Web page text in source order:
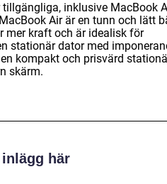
inklusive MacBook
Air är en tunn och lätt
mer kraft och är idealisk för
stationär dator med
kompakt och prisvärd
skärm.
här